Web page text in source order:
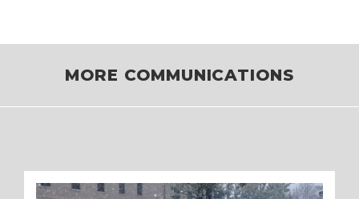
MORE COMMUNICATIONS